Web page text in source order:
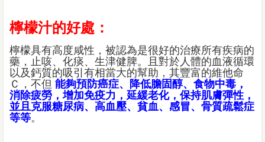
檸檬汁的好處：
檸檬具有高度咸性，被認為是很好的治療所有疾病的
藥，止咳、化痰、生津健脾。且對於人體的血液循環
以及鈣質的吸引有相當大的幫助，其豐富的維他命
Ｃ，不但 能夠預防癌症、降低膽固醇、食物中毒，
消除疲勞，增加免疫力，延緩老化，保持肌膚彈性，
並且克服糖尿病、高血壓、貧血、感冒、骨質疏鬆症
等等。